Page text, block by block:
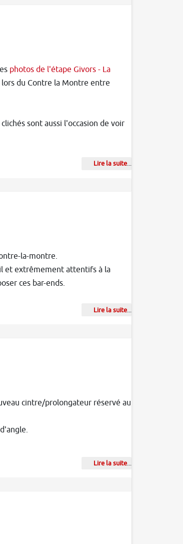
photos de l'étape Givors - La
du Contre la Montre entre
sont aussi l'occasion de voir
Lire la suite...
la-montre.
et extrêmement attentifs à la
ces bar-ends.
Lire la suite...
cintre/prolongateur réservé au
Lire la suite...